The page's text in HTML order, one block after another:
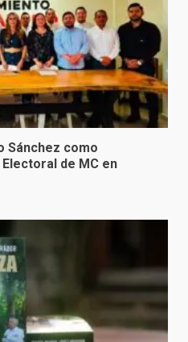
Sánchez como
de MC en